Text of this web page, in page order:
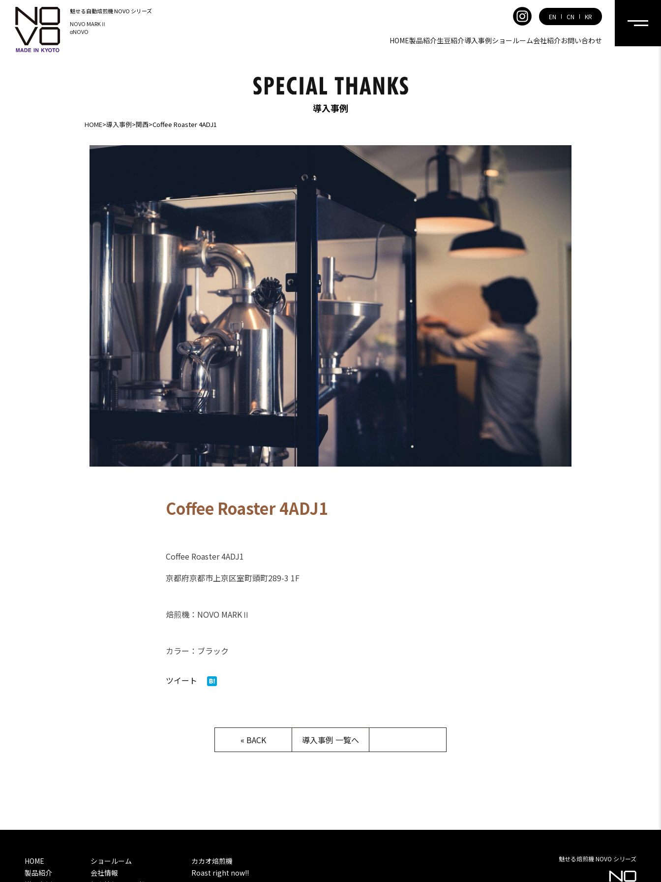
魅せる自動焙煎機NOVO シリーズ
NOVO MARKⅡ
αNOVO
EN CN KR
HOME製品紹介生豆紹介導入事例ショールーム会社紹介お問い合わせ
導入事例
HOME>導入事例>関西>Coffee Roaster 4ADJ1
Coffee Roaster 4ADJ1
Coffee Roaster 4ADJ1
京都府京都市上京区室町頭町289-3 1F
焙煎機：NOVO MARKⅡ
カラー：ブラック
ツイート
« BACK 導入事例 一覧へ
HOME
製品紹介
ショールーム
会社情報
カカオ焙煎機
Roast right now!!
魅せる焙煎機 NOVO シリーズ